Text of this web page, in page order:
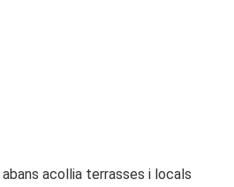
abans acollia terrasses i locals